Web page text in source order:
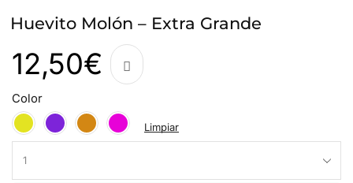
Huevito Molón – Extra Grande
12,50€
Color
Limpiar